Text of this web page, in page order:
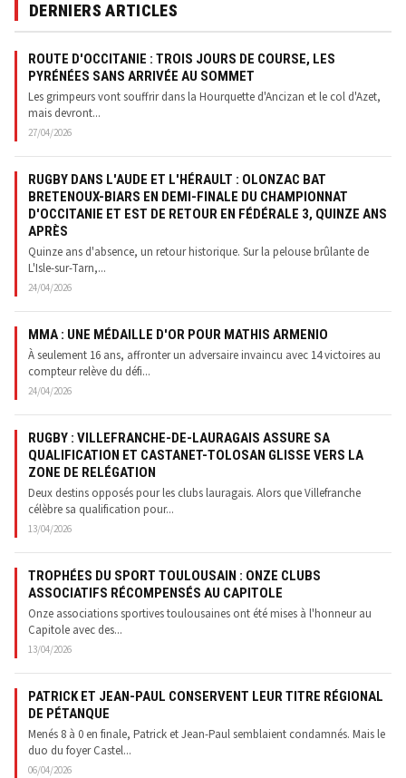
DERNIERS ARTICLES
ROUTE D'OCCITANIE : TROIS JOURS DE COURSE, LES
PYRÉNÉES SANS ARRIVÉE AU SOMMET
Les grimpeurs vont souffrir dans la Hourquette d'Ancizan et le col d'Azet,
mais devront...
27/04/2026
RUGBY DANS L'AUDE ET L'HÉRAULT : OLONZAC BAT
BRETENOUX-BIARS EN DEMI-FINALE DU CHAMPIONNAT
D'OCCITANIE ET EST DE RETOUR EN FÉDÉRALE 3, QUINZE ANS
APRÈS
Quinze ans d'absence, un retour historique. Sur la pelouse brûlante de
L'Isle-sur-Tarn,...
24/04/2026
MMA : UNE MÉDAILLE D'OR POUR MATHIS ARMENIO
À seulement 16 ans, affronter un adversaire invaincu avec 14 victoires au
compteur relève du défi...
24/04/2026
RUGBY : VILLEFRANCHE-DE-LAURAGAIS ASSURE SA
QUALIFICATION ET CASTANET-TOLOSAN GLISSE VERS LA
ZONE DE RELÉGATION
Deux destins opposés pour les clubs lauragais. Alors que Villefranche
célèbre sa qualification pour...
13/04/2026
TROPHÉES DU SPORT TOULOUSAIN : ONZE CLUBS
ASSOCIATIFS RÉCOMPENSÉS AU CAPITOLE
Onze associations sportives toulousaines ont été mises à l'honneur au
Capitole avec des...
13/04/2026
PATRICK ET JEAN-PAUL CONSERVENT LEUR TITRE RÉGIONAL
DE PÉTANQUE
Menés 8 à 0 en finale, Patrick et Jean-Paul semblaient condamnés. Mais le
duo du foyer Castel...
06/04/2026